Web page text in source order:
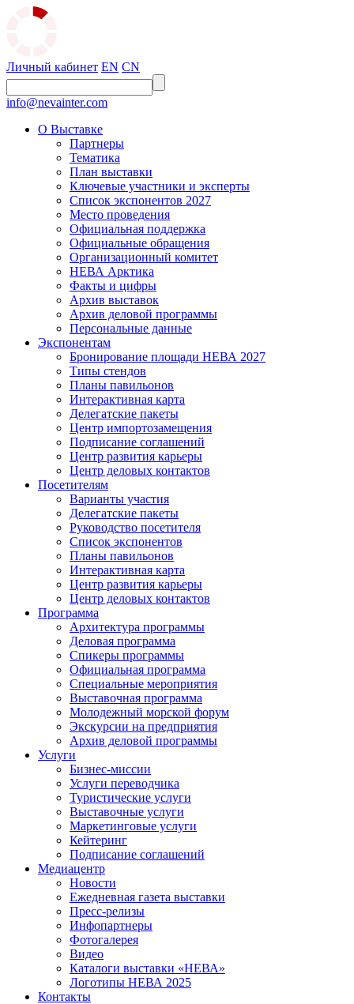
Личный кабинет EN CN
info@nevainter.com
О Выставке
Партнеры
Тематика
План выставки
Ключевые участники и эксперты
Список экспонентов 2027
Место проведения
Официальная поддержка
Официальные обращения
Организационный комитет
НЕВА Арктика
Факты и цифры
Архив выставок
Архив деловой программы
Персональные данные
Экспонентам
Бронирование площади НЕВА 2027
Типы стендов
Планы павильонов
Интерактивная карта
Делегатские пакеты
Центр импортозамещения
Подписание соглашений
Центр развития карьеры
Центр деловых контактов
Посетителям
Варианты участия
Делегатские пакеты
Руководство посетителя
Список экспонентов
Планы павильонов
Интерактивная карта
Центр развития карьеры
Центр деловых контактов
Программа
Архитектура программы
Деловая программа
Спикеры программы
Официальная программа
Специальные мероприятия
Выставочная программа
Молодежный морской форум
Экскурсии на предприятия
Архив деловой программы
Услуги
Бизнес-миссии
Услуги переводчика
Туристические услуги
Выставочные услуги
Маркетинговые услуги
Кейтеринг
Подписание соглашений
Медиацентр
Новости
Ежедневная газета выставки
Пресс-релизы
Инфопартнеры
Фотогалерея
Видео
Каталоги выставки «НЕВА»
Логотипы НЕВА 2025
Контакты